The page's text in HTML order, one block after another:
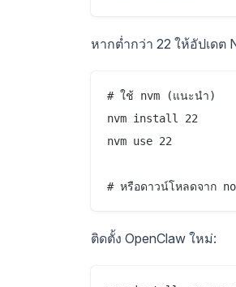
หากต่ำกว่า 22 ให้อัปเดต
# ใช้ nvm (แนะนำ)
nvm install 22
nvm use 22
ติดตั้ง OpenClaw ใหม่: